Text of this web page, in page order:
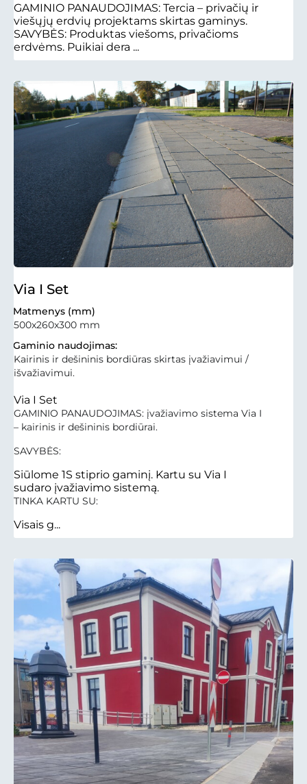
GAMINIO PANAUDOJIMAS: Tercia – privačių ir
viešųjų erdvių projektams skirtas gaminys.
SAVYBĖS: Produktas viešoms, privačioms
erdvėms. Puikiai dera ...
Via I Set
Matmenys (mm)
500x260x300 mm
Gaminio naudojimas:
Kairinis ir dešininis bordiūras skirtas įvažiavimui /
išvažiavimui.
Via I Set
GAMINIO PANAUDOJIMAS: įvažiavimo sistema Via I
– kairinis ir dešininis bordiūrai.
SAVYBĖS:
Siūlome 1S stiprio gaminį. Kartu su Via I
sudaro įvažiavimo sistemą.
TINKA KARTU SU:
Visais g...